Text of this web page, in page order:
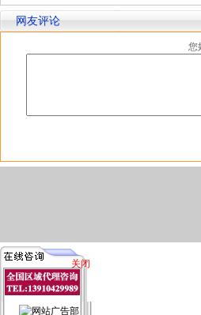
网友评论
您
关闭